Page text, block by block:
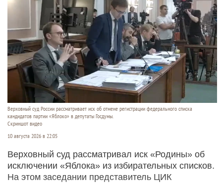
Верховный суд России рассматривает иск об отмене регистрации федерального списка
кандидатов партии «Яблоко» в депутаты Госдумы.
Скриншот видео
10 августа 2026 в 22:05
Верховный суд рассматривал иск «Родины» об
исключении «Яблока» из избирательных списков.
На этом заседании представитель ЦИК